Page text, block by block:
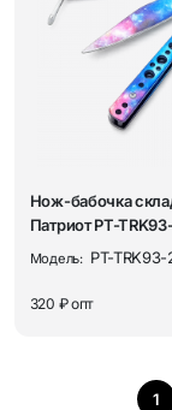
Нож-бабочка
Патриот PT-
Модель: PT-TRK93-
320 ₽опт
1